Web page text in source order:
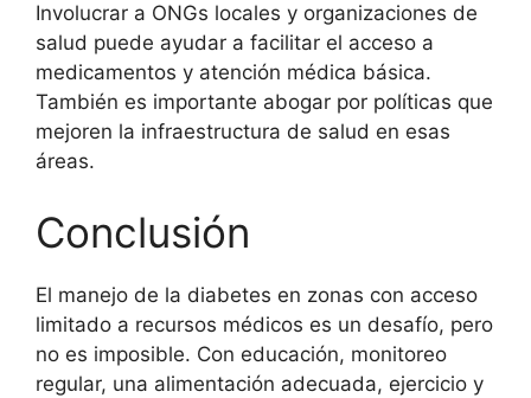
Involucrar a ONGs locales y organizaciones de
salud puede ayudar a facilitar el acceso a
medicamentos y atención médica básica.
También es importante abogar por políticas que
mejoren la infraestructura de salud en esas
áreas.
Conclusión
El manejo de la diabetes en zonas con acceso
limitado a recursos médicos es un desafío, pero
no es imposible. Con educación, monitoreo
regular, una alimentación adecuada, ejercicio y